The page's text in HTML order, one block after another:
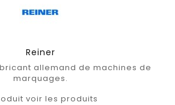
Reiner
allemand de machines de
marquages.
voir les produits